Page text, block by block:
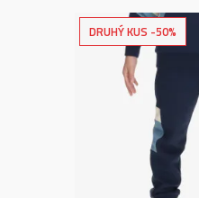
DRUHÝ KUS -50%